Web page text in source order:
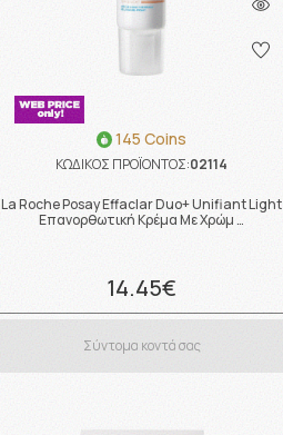
145 Coins
ΚΩΔΙΚΟΣ ΠΡΟΪΟΝΤΟΣ:02114
La Roche Posay Effaclar Duo+ Unifiant Light
Επανορθωτική Κρέμα Με Χρώμ …
14.45€
Σύντομα κοντά σας